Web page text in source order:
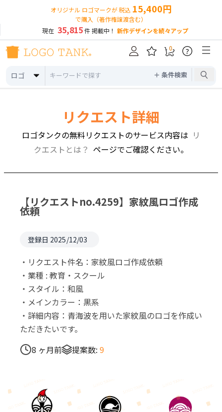
オリジナル ロゴマークが 税込 15,400円
で購入（著作権譲渡含む）
現在 35,815件 掲載中！ 新作デザインを続々アップ
ロゴ ＋ 条件検索
0 ?
リクエスト詳細
ロゴタンクの無料リクエストのサービス内容は リ
クエストとは？ ページでご確認ください。
【リクエストno.4259】 家紋風ロゴ作成
依頼
登録日 2025/12/03
・リクエスト件名：家紋風ロゴ作成依頼
・業種 : 教育・スクール
・スタイル：和風
・メインカラー：黒系
・詳細内容：青海波を用いた家紋風のロゴを作成い
ただきたいです。
8 ヶ月前
提案数: 9